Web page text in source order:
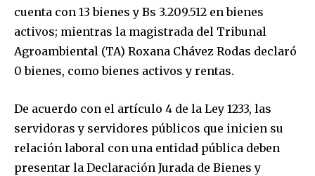
cuenta con 13 bienes y Bs 3.209.512 en bienes
activos; mientras la magistrada del Tribunal
Agroambiental (TA) Roxana Chávez Rodas declaró
0 bienes, como bienes activos y rentas.
De acuerdo con el artículo 4 de la Ley 1233, las
servidoras y servidores públicos que inicien su
relación laboral con una entidad pública deben
presentar la Declaración Jurada de Bienes y